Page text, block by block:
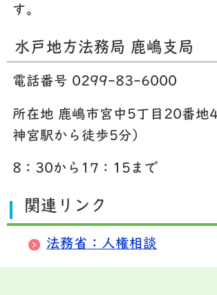
す。
水戸地方法務局 鹿嶋支局
電話番号 0299-83-6000
所在地 鹿嶋市宮中5丁目20番地
神宮駅から徒歩5分）
8：30から17：15まで
関連リンク
法務省：人権相談